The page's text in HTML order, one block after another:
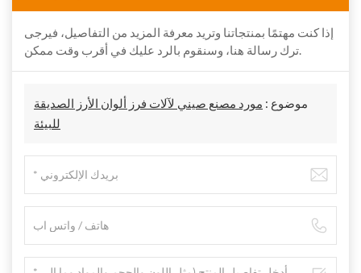
إذا كنت مهتمًا بمنتجاتنا وتريد معرفة المزيد من التفاصيل، فيرجى
ترك رسالة هنا، وسنقوم بالرد عليك في أقرب وقت ممكن.
موضوع : مورد مصنع صيني لآلات فرز ألوان الأرز الصديقة
للبيئة